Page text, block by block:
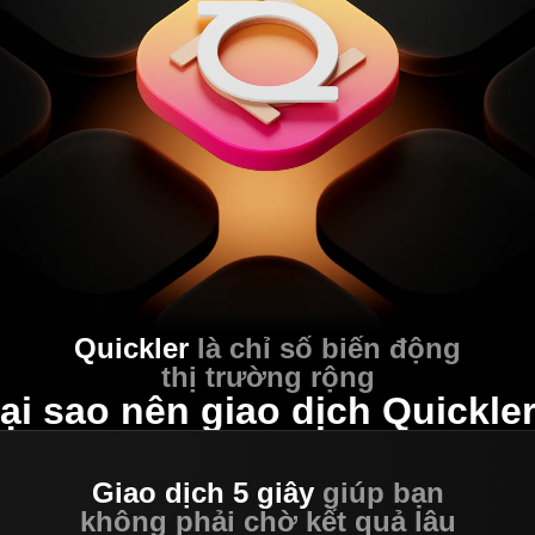
Quickler là chỉ số biến động
thị trường rộng
sao nên giao dịch
Giao dịch 5 giâygiúp bạn
không phải chờ kết quả lâu